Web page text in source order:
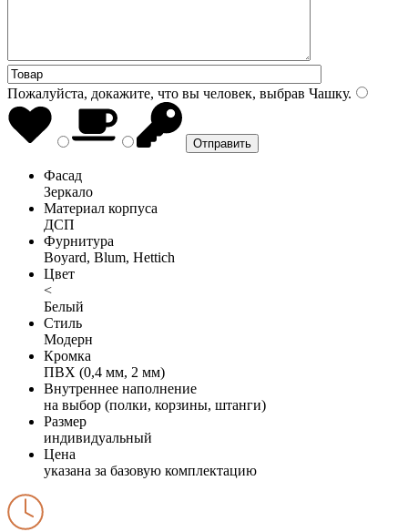
Пожалуйста, докажите, что вы человек, выбрав Чашку.
Фасад
Зеркало
Материал корпуса
ДСП
Фурнитура
Boyard, Blum, Hettich
Цвет
<
Белый
Стиль
Модерн
Кромка
ПВХ (0,4 мм, 2 мм)
Внутреннее наполнение
на выбор (полки, корзины, штанги)
Размер
индивидуальный
Цена
указана за базовую комплектацию